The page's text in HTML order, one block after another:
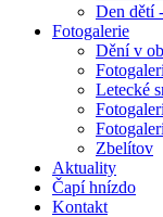
Den dětí
Fotogalerie
Dění v
Letecké
Zbelítov
Aktuality
Čapí hnízdo
Kontakt